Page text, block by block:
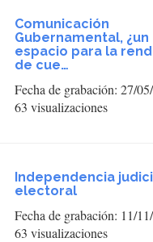
Comunicación
Gubernamental, ¿un
espacio para la
de cue…
Fecha de grabación: 27/
63 visualizaciones
Independencia
electoral
Fecha de grabación: 11/
63 visualizaciones